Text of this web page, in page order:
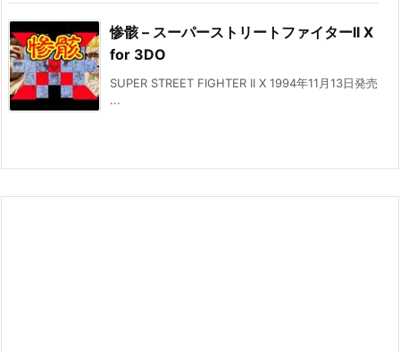
惨骸 – スーパーストリートファイターII X
for 3DO
SUPER STREET FIGHTER II X 1994年11月13日発売
...